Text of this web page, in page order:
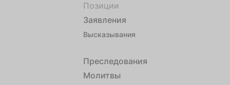
Позиции
Заявления
Высказывания
Преследования
Молитвы